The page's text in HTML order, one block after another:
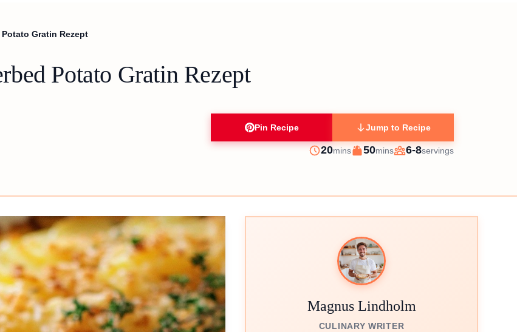
Gratin Rezept
Potato Gratin Rezept
Pin Recipe Jump to Recipe
Prep
20minutes
mins
Cook
50minutes
mins
Servings
6-8servings
Magnus Lindholm
CULINARY WRITER